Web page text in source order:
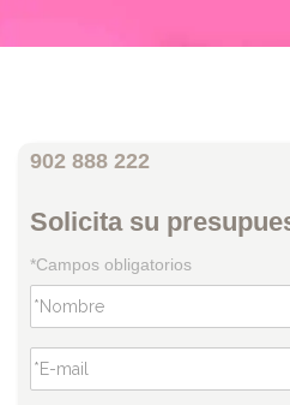
902 888 222
Solicita su
*Campos obligatorios